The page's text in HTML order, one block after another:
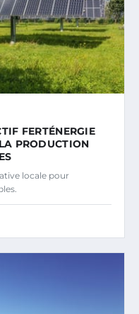
FERTÉNERGIE
PRODUCTION
locale pour